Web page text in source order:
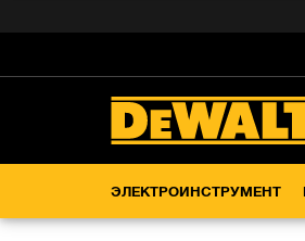
ЭЛЕКТРОИНСТРУМЕНТ